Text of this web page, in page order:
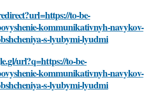
to-be-
kommunikativnyh-navykov-
s-lyubymi-lyudmi
url?q=https://to-be-
kommunikativnyh-navykov-
s-lyubymi-lyudmi